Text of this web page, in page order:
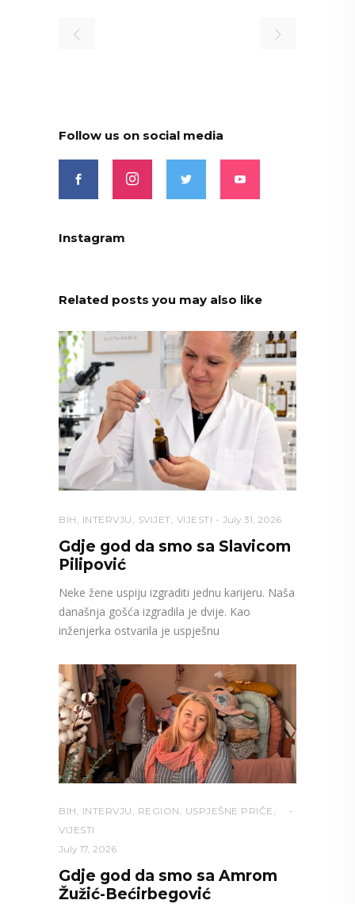
Follow us on social media
Instagram
Related posts you may also like
BIH INTERVJU SVIJET VIJESTI July 31, 2026
Gdje god da smo sa Slavicom
Pilipović
Neke žene uspiju izgraditi jednu karijeru. Naša
današnja gošća izgradila je dvije. Kao
inženjerka ostvarila je uspješnu
BIH INTERVJU REGION USPJEŠNE PRIČE
VIJESTI
July 17, 2026
Gdje god da smo sa Amrom
Žužić-Bećirbegović